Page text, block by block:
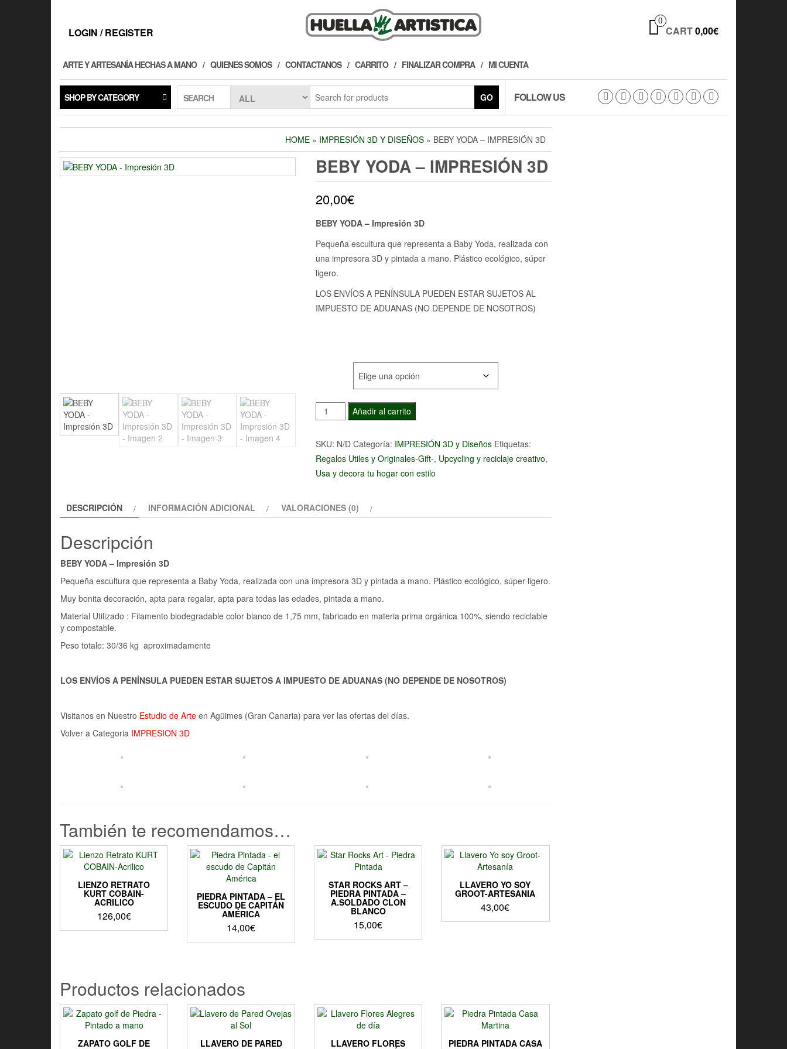
LOGIN / REGISTER
0
CART0,00€
ARTE Y ARTESANÍA HECHAS A MANO QUIENES SOMOS CONTACTANOS CARRITO FINALIZAR COMPRA MI CUENTA
SHOP BY CATEGORY SEARCH GO FOLLOW US
HOME » IMPRESIÓN 3D Y DISEÑOS » BEBY YODA – IMPRESIÓN 3D
BEBY YODA – IMPRESIÓN 3D
20,00€
BEBY YODA – Impresión 3D
Pequeña escultura que representa a Baby Yoda, realizada con
una impresora 3D y pintada a mano. Plástico ecológico, súper
ligero.
LOS ENVÍOS A PENÍNSULA PUEDEN ESTAR SUJETOS AL
IMPUESTO DE ADUANAS (NO DEPENDE DE NOSOTROS)
BEBY
YODA
-
Impresión
3D
cantidad
Añadir al carrito
SKU: N/D Categoría: IMPRESIÓN 3D y Diseños Etiquetas:
Regalos Utiles y Originales-Gift-, Upcycling y reciclaje creativo,
Usa y decora tu hogar con estilo
DESCRIPCIÓN INFORMACIÓN ADICIONAL VALORACIONES (0)
Descripción
BEBY YODA – Impresión 3D
Pequeña escultura que representa a Baby Yoda, realizada con una impresora 3D y pintada a mano. Plástico ecológico, súper ligero.
Muy bonita decoración, apta para regalar, apta para todas las edades, pintada a mano.
Material Utilizado : Filamento biodegradable color blanco de 1,75 mm, fabricado en materia prima orgánica 100%, siendo reciclable
y compostable.
Peso totale: 30/36 kg aproximadamente
LOS ENVÍOS A PENÍNSULA PUEDEN ESTAR SUJETOS A IMPUESTO DE ADUANAS (NO DEPENDE DE NOSOTROS)
Visitanos en Nuestro Estudio de Arte en Agüimes (Gran Canaria) para ver las ofertas del días.
Volver a Categoria IMPRESION 3D
También te recomendamos…
LIENZO RETRATO
KURT COBAIN-
ACRILICO
126,00€
PIEDRA PINTADA – EL
ESCUDO DE CAPITÁN
AMÉRICA
14,00€
STAR ROCKS ART –
PIEDRA PINTADA –
A.SOLDADO CLON
BLANCO
15,00€
LLAVERO YO SOY
GROOT-ARTESANIA
43,00€
Productos relacionados
ZAPATO GOLF DE LLAVERO DE PARED LLAVERO FLORES PIEDRA PINTADA CASA